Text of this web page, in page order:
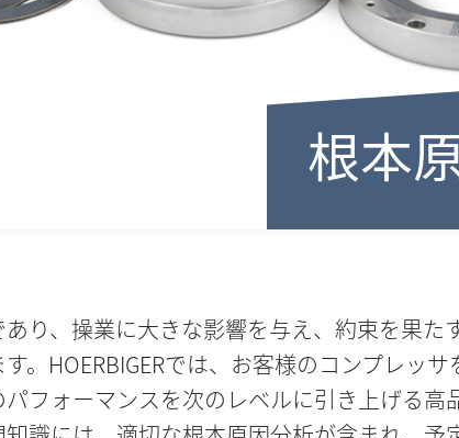
根本
り、操業に大きな影響を与え、約束を果
。HOERBIGERでは、お客様のコンプレッ
フォーマンスを次のレベルに引き上げる